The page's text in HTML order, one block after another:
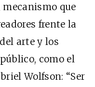
que
frente la
arte y los
como el
Wolfson: “Ser